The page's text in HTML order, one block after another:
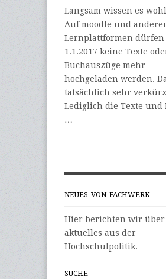
Langsam wissen es
Auf moodle und
Lernplattformen dürfen
1.1.2017 keine Texte
Buchauszüge mehr
hochgeladen werden.
tatsächlich sehr
Lediglich die Texte und
…
NEUES VON FACHWERK
Hier berichten wir über
aktuelles aus der
Hochschulpolitik.
SUCHE